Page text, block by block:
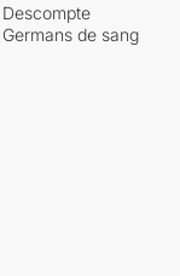
Descompte
Germans de sang